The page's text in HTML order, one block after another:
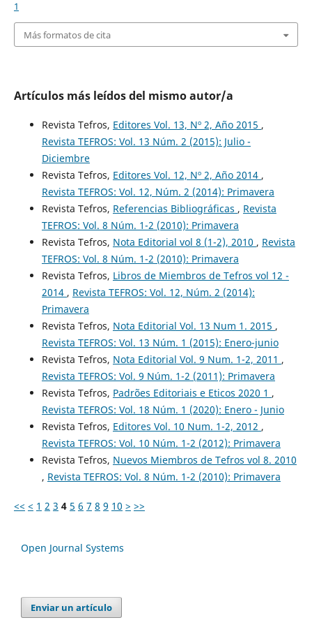
1
Más formatos de cita
Artículos más leídos del mismo autor/a
Revista Tefros, Editores Vol. 13, Nº 2, Año 2015 ,
Revista TEFROS: Vol. 13 Núm. 2 (2015): Julio -
Diciembre
Revista Tefros, Editores Vol. 12, Nº 2, Año 2014 ,
Revista TEFROS: Vol. 12, Núm. 2 (2014): Primavera
Revista Tefros, Referencias Bibliográficas , Revista
TEFROS: Vol. 8 Núm. 1-2 (2010): Primavera
Revista Tefros, Nota Editorial vol 8 (1-2), 2010 , Revista
TEFROS: Vol. 8 Núm. 1-2 (2010): Primavera
Revista Tefros, Libros de Miembros de Tefros vol 12 -
2014 , Revista TEFROS: Vol. 12, Núm. 2 (2014):
Primavera
Revista Tefros, Nota Editorial Vol. 13 Num 1. 2015 ,
Revista TEFROS: Vol. 13 Núm. 1 (2015): Enero-junio
Revista Tefros, Nota Editorial Vol. 9 Num. 1-2, 2011 ,
Revista TEFROS: Vol. 9 Núm. 1-2 (2011): Primavera
Revista Tefros, Padrões Editoriais e Eticos 2020 1 ,
Revista TEFROS: Vol. 18 Núm. 1 (2020): Enero - Junio
Revista Tefros, Editores Vol. 10 Num. 1-2, 2012 ,
Revista TEFROS: Vol. 10 Núm. 1-2 (2012): Primavera
Revista Tefros, Nuevos Miembros de Tefros vol 8. 2010
, Revista TEFROS: Vol. 8 Núm. 1-2 (2010): Primavera
<< < 1 2 3 4 5 6 7 8 9 10 > >>
Open Journal Systems
Enviar un artículo